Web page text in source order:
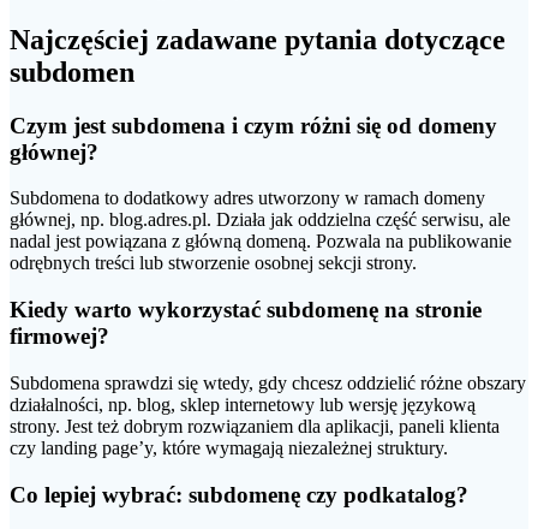
Najczęściej zadawane pytania dotyczące
subdomen
Czym jest subdomena i czym różni się od domeny
głównej?
Subdomena to dodatkowy adres utworzony w ramach domeny
głównej, np. blog.adres.pl. Działa jak oddzielna część serwisu, ale
nadal jest powiązana z główną domeną. Pozwala na publikowanie
odrębnych treści lub stworzenie osobnej sekcji strony.
Kiedy warto wykorzystać subdomenę na stronie
firmowej?
Subdomena sprawdzi się wtedy, gdy chcesz oddzielić różne obszary
działalności, np. blog, sklep internetowy lub wersję językową
strony. Jest też dobrym rozwiązaniem dla aplikacji, paneli klienta
czy landing page’y, które wymagają niezależnej struktury.
Co lepiej wybrać: subdomenę czy podkatalog?